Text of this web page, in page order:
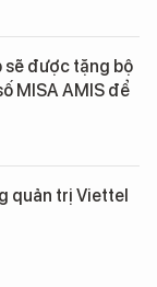
sẽ được tặng bộ
MISA AMIS để
quản trị Viettel